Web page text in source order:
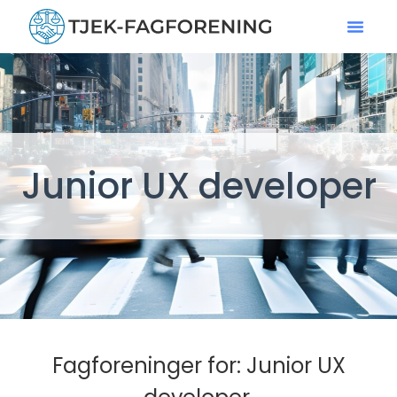
Junior UX developer
Fagforeninger for: Junior UX